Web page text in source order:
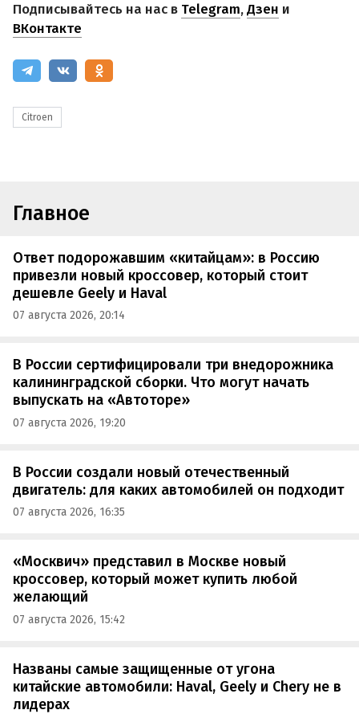
Подписывайтесь на нас в Telegram,Дзен и
ВКонтакте
Citroen
Главное
Ответ подорожавшим «китайцам»: в Россию
привезли новый кроссовер, который стоит
дешевле Geely и Haval
07 августа 2026, 20:14
В России сертифицировали три внедорожника
калининградской сборки. Что могут начать
выпускать на «Автоторе»
07 августа 2026, 19:20
В России создали новый отечественный
двигатель: для каких автомобилей он подходит
07 августа 2026, 16:35
«Москвич» представил в Москве новый
кроссовер, который может купить любой
желающий
07 августа 2026, 15:42
Названы самые защищенные от угона
китайские автомобили: Haval, Geely и Chery не в
лидерах